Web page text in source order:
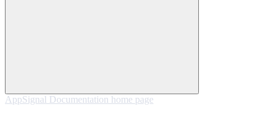
AppSignal Documentation home page